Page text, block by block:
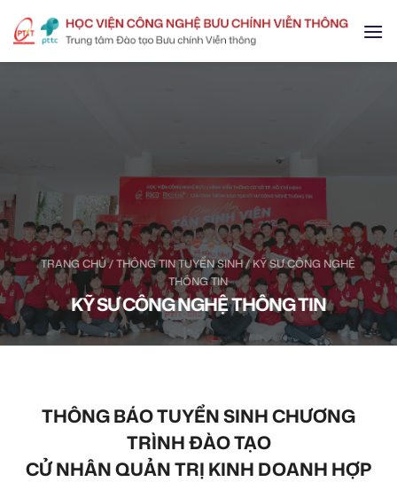
TRANG CHỦ/ THÔNG TIN TUYỂN SINH / KỸ SƯ CÔNG NGHỆ
THÔNG TIN
KỸ SƯ CÔNG NGHỆ THÔNG TIN
THÔNG BÁO TUYỂN SINH CHƯƠNG
TRÌNH ĐÀO TẠO
CỬ NHÂN QUẢN TRỊ KINH DOANH HỢP